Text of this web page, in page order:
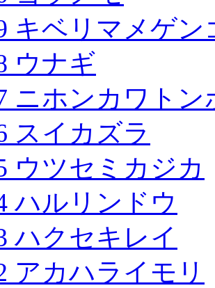
キベリマメゲン
ウナギ
ニホンカワトン
スイカズラ
ウツセミカジカ
ハルリンドウ
ハクセキレイ
アカハライモリ